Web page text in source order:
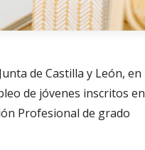
de Castilla y León, en
de jóvenes inscritos en
Profesional de grado